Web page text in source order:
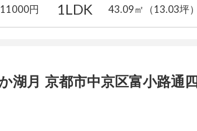
11000円 1LDK 43.09㎡ （13.03坪）
湖月 京都市中京区富小路通四